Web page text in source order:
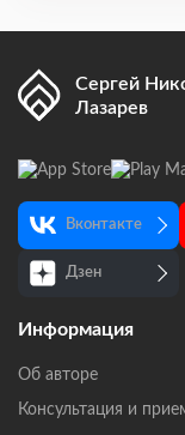
Сергей
Лазарев
Вконтакте
Дзен
Информация
Об авторе
Консультация и